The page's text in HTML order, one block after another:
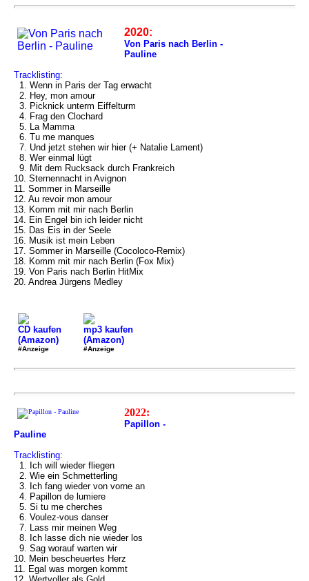
2020:
Von Paris nach Berlin -
Pauline
Tracklisting:
1. Wenn in Paris der Tag erwacht
2. Hey, mon amour
3. Picknick unterm Eiffelturm
4. Frag den Clochard
5. La Mamma
6. Tu me manques
7. Und jetzt stehen wir hier (+ Natalie Lament)
8. Wer einmal lügt
9. Mit dem Rucksack durch Frankreich
10. Sternennacht in Avignon
11. Sommer in Marseille
12. Au revoir mon amour
13. Komm mit mir nach Berlin
14. Ein Engel bin ich leider nicht
15. Das Eis in der Seele
16. Musik ist mein Leben
17. Sommer in Marseille (Cocoloco-Remix)
18. Komm mit mir nach Berlin (Fox Mix)
19. Von Paris nach Berlin HitMix
20. Andrea Jürgens Medley
CD kaufen
(Amazon)
#Anzeige
mp3 kaufen
(Amazon)
#Anzeige
2022:
Papillon -
Pauline
Tracklisting:
1. Ich will wieder fliegen
2. Wie ein Schmetterling
3. Ich fang wieder von vorne an
4. Papillon de lumiere
5. Si tu me cherches
6. Voulez-vous danser
7. Lass mir meinen Weg
8. Ich lasse dich nie wieder los
9. Sag worauf warten wir
10. Mein bescheuertes Herz
11. Egal was morgen kommt